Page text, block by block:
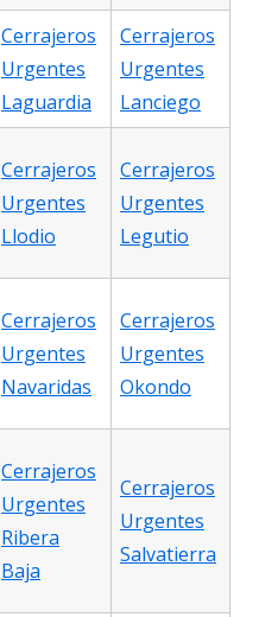
Cerrajeros
Urgentes
Laguardia
Cerrajeros
Urgentes
Lanciego
Cerrajeros
Urgentes
Llodio
Cerrajeros
Urgentes
Legutio
Cerrajeros
Urgentes
Navaridas
Cerrajeros
Urgentes
Okondo
Cerrajeros
Urgentes
Ribera
Baja
Cerrajeros
Urgentes
Salvatierra